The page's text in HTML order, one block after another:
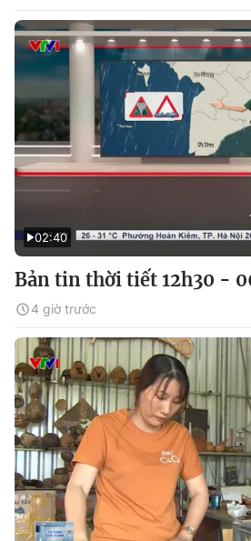
02:40
Bản tin thời tiết 12h30 -
4 giờ trước